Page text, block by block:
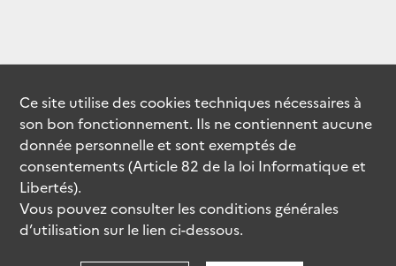
Ce site utilise descookiestechniques nécessaires à
son bon fonctionnement. Ils ne contiennent aucune
donnée personnelle et sont exemptés de
consentements (Article 82 de la loi Informatique et
Libertés).
Vous pouvez consulter les conditions générales
d’utilisation sur le lien ci-dessous.